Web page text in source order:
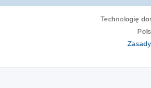
Technologię